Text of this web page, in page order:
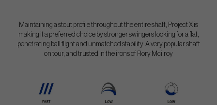
Maintaining a stout profile throughout the entire shaft, Project X is
making it a preferred choice by stronger swingers looking for a flat,
penetrating ball flight and unmatched stability. A very popular shaft
on tour, and trusted in the irons of Rory Mcilroy